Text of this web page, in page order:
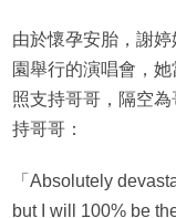
由於懷孕安胎，謝
園舉行的演唱會，
照支持哥哥，隔空
持哥哥：
「Absolutely
but I will 100% be